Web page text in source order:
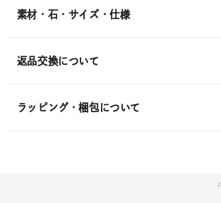
素材・石・サイズ・仕様
返品交換について
ラッピング・梱包について